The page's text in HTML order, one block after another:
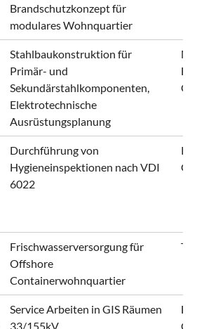
Brandschutzkonzept für
modulares Wohnquartier
Stahlbaukonstruktion für
Primär- und
Sekundärstahlkomponenten,
Elektrotechnische
Ausrüstungsplanung
Durchführung von
Hygieneinspektionen nach VDI
6022
Frischwasserversorgung für
Offshore
Containerwohnquartier
Service Arbeiten in GIS Räumen
33/155kV